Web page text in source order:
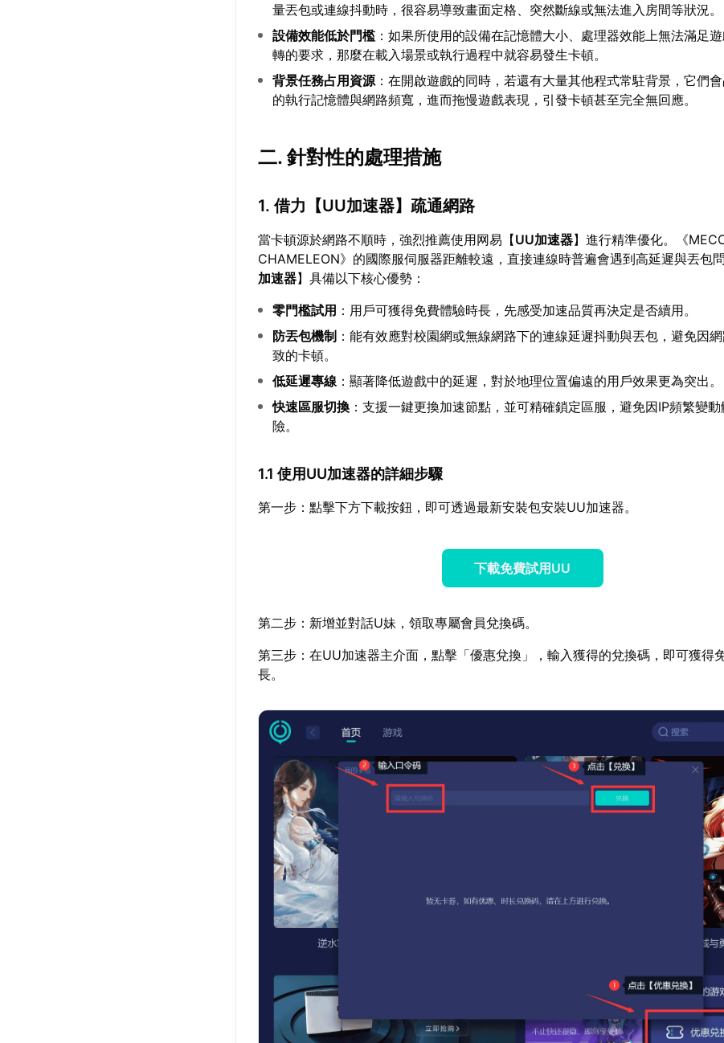
量丟包或連線抖動時，很容易導致畫面定格、突然斷線或無法進入房間等狀況。
設備效能低於門檻 ：如果所使用的設備在記憶體大小、處理器效能上無法滿足
轉的要求，那麼在載入場景或執行過程中就容易發生卡頓。
背景任務占用資源 ：在開啟遊戲的同時，若還有大量其他程式常駐背景，它們
的執行記憶體與網路頻寬，進而拖慢遊戲表現，引發卡頓甚至完全無回應。
二. 針對性的處理措施
1. 借力【UU加速器】疏通網路
當卡頓源於網路不順時，強烈推薦使用网易【UU加速器】進行精準優化。《
CHAMELEON》的國際服伺服器距離較遠，直接連線時普遍會遇到高延遲與丟包
加速器】具備以下核心優勢：
零門檻試用 ：用戶可獲得免費體驗時長，先感受加速品質再決定是否續用。
防丟包機制 ：能有效應對校園網或無線網路下的連線延遲抖動與丟包，避免因
致的卡頓。
低延遲專線 ：顯著降低遊戲中的延遲，對於地理位置偏遠的用戶效果更為突出。
快速區服切換 ：支援一鍵更換加速節點，並可精確鎖定區服，避免因IP頻繁變
險。
1.1 使用UU加速器的詳細步驟
第一步：點擊下方下載按鈕，即可透過最新安裝包安裝UU加速器。
下載免費試用UU
第二步：新增並對話U妹，領取專屬會員兌換碼。
第三步：在UU加速器主介面，點擊「優惠兌換」，輸入獲得的兌換碼，即可獲得
長。